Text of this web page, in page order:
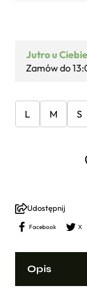
Jutro u
Zamów do
L M S
Udostępnij
Facebook X
Opis